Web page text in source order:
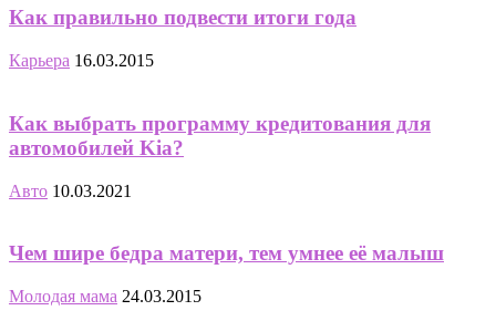
Как правильно подвести итоги года
Карьера 16.03.2015
Как выбрать программу кредитования для
автомобилей Kia?
Авто 10.03.2021
Чем шире бедра матери, тем умнее её малыш
Молодая мама 24.03.2015